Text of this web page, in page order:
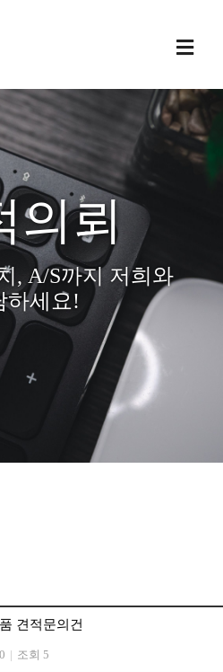
의뢰
, A/S까지 저희와
하세요!
견적문의건
| 조회 5